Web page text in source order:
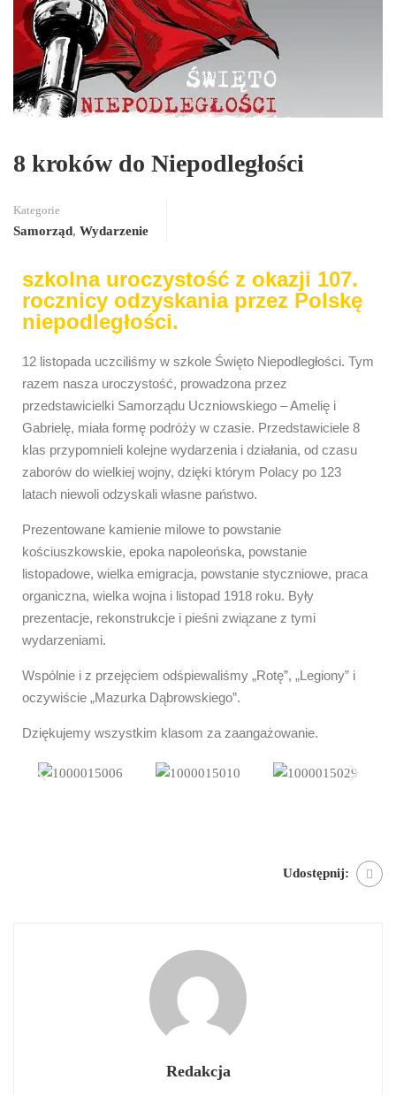
8 kroków do Niepodległości
Kategorie
Samorząd, Wydarzenie
szkolna uroczystość z okazji 107.
rocznicy odzyskania przez Polskę
niepodległości.
12 listopada uczciliśmy w szkole Święto Niepodległości. Tym
razem nasza uroczystość, prowadzona przez
przedstawicielki Samorządu Uczniowskiego – Amelię i
Gabrielę, miała formę podróży w czasie. Przedstawiciele 8
klas przypomnieli kolejne wydarzenia i działania, od czasu
zaborów do wielkiej wojny, dzięki którym Polacy po 123
latach niewoli odzyskali własne państwo.
Prezentowane kamienie milowe to powstanie
kościuszkowskie, epoka napoleońska, powstanie
listopadowe, wielka emigracja, powstanie styczniowe, praca
organiczna, wielka wojna i listopad 1918 roku. Były
prezentacje, rekonstrukcje i pieśni związane z tymi
wydarzeniami.
Wspólnie i z przejęciem odśpiewaliśmy „Rotę”, „Legiony” i
oczywiście „Mazurka Dąbrowskiego”.
Dziękujemy wszystkim klasom za zaangażowanie.
Udostępnij:
Redakcja